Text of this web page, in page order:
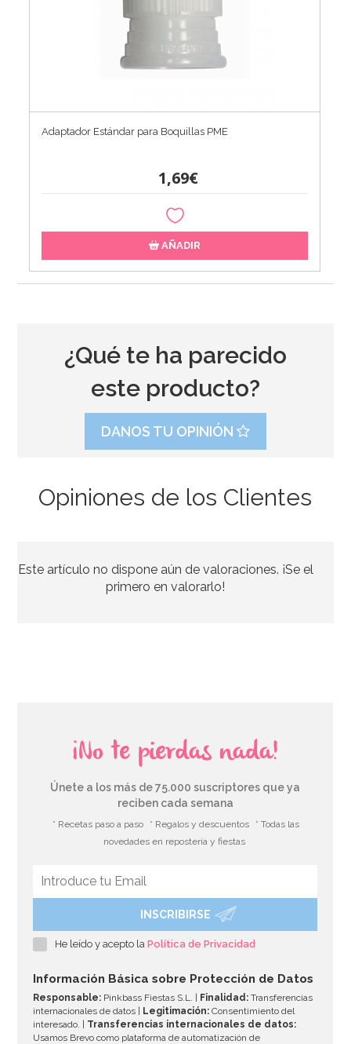
Adaptador Estándar para Boquillas PME
1,69€
AÑADIR
5,99€
Set de 10 Mangas desechables 41 cm
AÑADIR
¿Qué te ha parecido
este producto?
DANOS TU OPINIÓN
Opiniones de los Clientes
Este artículo no dispone aún de valoraciones. ¡Se el
primero en valorarlo!
¡No te pierdas nada!
Únete a los más de 75.000 suscriptores que ya
reciben cada semana
* Recetas paso a paso * Regalos y descuentos
* Todas las
novedades en repostería y fiestas
INSCRIBIRSE
He leído y acepto laPolítica de Privacidad
Información Básica sobre Protección de Datos
Responsable: Pinkbass Fiestas S.L. | Finalidad: Transferencias
internacionales de datos |
Legitimación: Consentimiento del
interesado. | Transferencias internacionales de datos:
Usamos Brevo como plataforma de automatización de